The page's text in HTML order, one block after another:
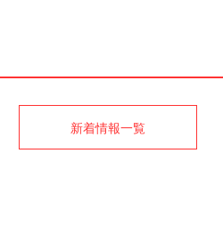
新着情報一覧